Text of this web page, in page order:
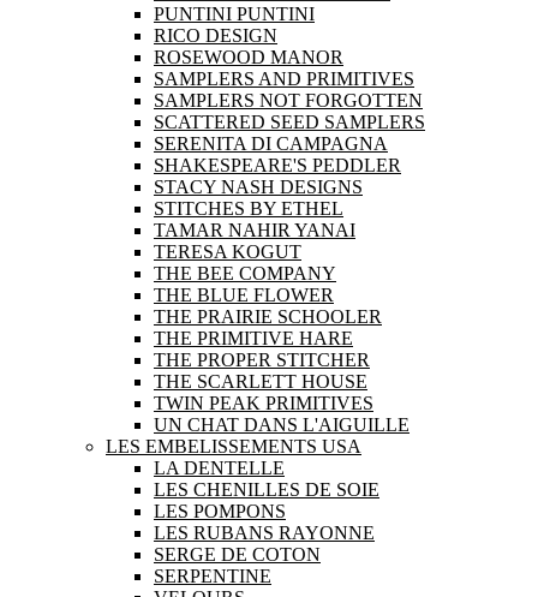
PUNTINI PUNTINI
RICO DESIGN
ROSEWOOD MANOR
SAMPLERS AND PRIMITIVES
SAMPLERS NOT FORGOTTEN
SCATTERED SEED SAMPLERS
SERENITA DI CAMPAGNA
SHAKESPEARE'S PEDDLER
STACY NASH DESIGNS
STITCHES BY ETHEL
TAMAR NAHIR YANAI
TERESA KOGUT
THE BEE COMPANY
THE BLUE FLOWER
THE PRAIRIE SCHOOLER
THE PRIMITIVE HARE
THE PROPER STITCHER
THE SCARLETT HOUSE
TWIN PEAK PRIMITIVES
UN CHAT DANS L'AIGUILLE
LES EMBELISSEMENTS USA
LA DENTELLE
LES CHENILLES DE SOIE
LES POMPONS
LES RUBANS RAYONNE
SERGE DE COTON
SERPENTINE